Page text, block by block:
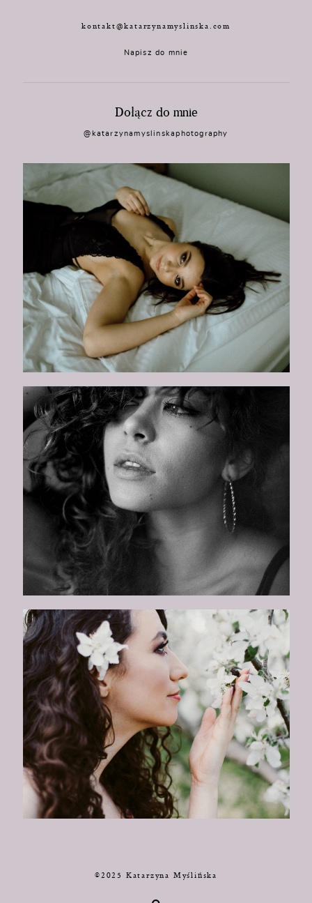
kontakt@katarzynamyslinska.com
Napisz do mnie
Dołącz do mnie
@katarzynamyslinskaphotography
©2025 Katarzyna Myślińska